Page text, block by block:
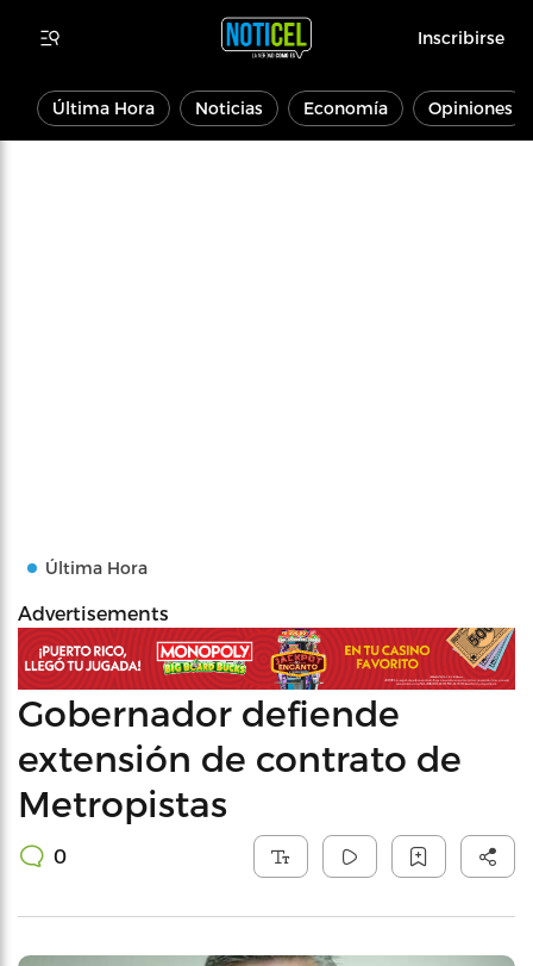
Inscribirse
Última Hora Noticias Economía Opiniones
Última Hora
Advertisements
Gobernador defiende
extensión de contrato de
Metropistas
0